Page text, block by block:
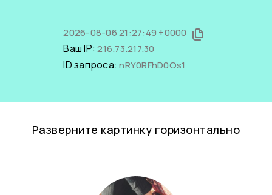
2026-08-06 21:27:49 +0000
Ваш IP:216.73.217.30
ID запроса:nRY0RFhD0Os1
Разверните картинку горизонтально